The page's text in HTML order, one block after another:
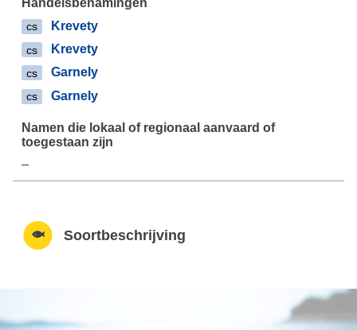
cs Krevety
cs Krevety
cs Garnely
cs Garnely
–
Soortbeschrijving